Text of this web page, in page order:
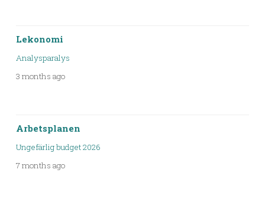
Lekonomi
Analysparalys
3 months ago
Arbetsplanen
Ungefärlig budget 2026
7 months ago